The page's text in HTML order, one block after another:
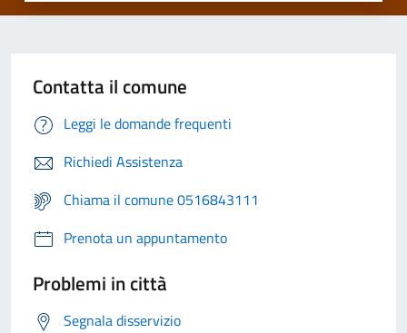
Contatta il comune
Leggi le domande frequenti
Richiedi Assistenza
Chiama il comune 0516843111
Prenota un appuntamento
Problemi in città
Segnala disservizio